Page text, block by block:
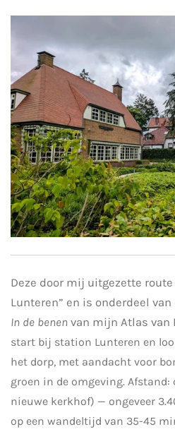
Deze door mij uitgezette
Lunteren” en is onderdeel
In de benen van mijn Atlas van
start bij station Lunteren en
het dorp, met aandacht voor
groen in de omgeving. Afstand:
nieuwe kerkhof) — ongeveer
op een wandeltijd van 35-45